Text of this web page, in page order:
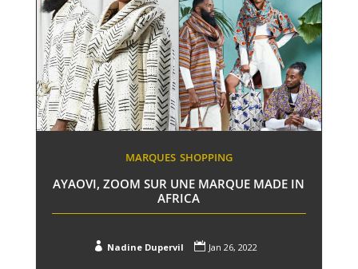
MARQUES SHOPPING
AYAOVI, ZOOM SUR UNE MARQUE MADE IN
AFRICA
 Nadine Dupervil  Jan 26, 2022